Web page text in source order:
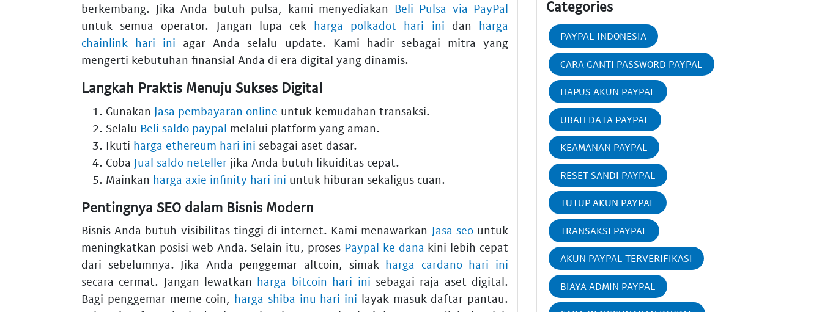
berkembang. Jika Anda butuh pulsa, kami menyediakan Beli Pulsa via PayPal
untuk semua operator. Jangan lupa cek harga polkadot hari ini dan harga
chainlink hari ini agar Anda selalu update. Kami hadir sebagai mitra yang
mengerti kebutuhan finansial Anda di era digital yang dinamis.
Langkah Praktis Menuju Sukses Digital
Gunakan Jasa pembayaran online untuk kemudahan transaksi.
Selalu Beli saldo paypal melalui platform yang aman.
Ikuti harga ethereum hari ini sebagai aset dasar.
Coba Jual saldo neteller jika Anda butuh likuiditas cepat.
Mainkan harga axie infinity hari ini untuk hiburan sekaligus cuan.
Pentingnya SEO dalam Bisnis Modern
Bisnis Anda butuh visibilitas tinggi di internet. Kami menawarkan Jasa seountuk
meningkatkan posisi web Anda. Selain itu, proses Paypal ke dana kini lebih cepat
dari sebelumnya. Jika Anda penggemar altcoin, simak harga cardano hari ini
secara cermat. Jangan lewatkan harga bitcoin hari ini sebagai raja aset digital.
Bagi penggemar meme coin, harga shiba inu hari ini layak masuk daftar pantau.
Categories
PAYPAL INDONESIA
CARA GANTI PASSWORD PAYPAL
HAPUS AKUN PAYPAL
UBAH DATA PAYPAL
KEAMANAN PAYPAL
RESET SANDI PAYPAL
TUTUP AKUN PAYPAL
TRANSAKSI PAYPAL
AKUN PAYPAL TERVERIFIKASI
BIAYA ADMIN PAYPAL